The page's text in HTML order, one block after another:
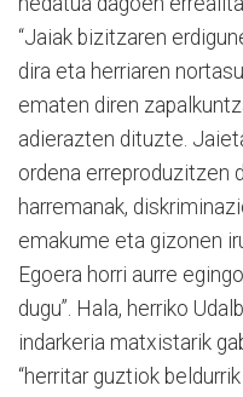
“Jaiak bizitzaren
dira eta herriaren
ematen diren
adierazten dituzte.
ordena erreproduzitzen
harremanak,
emakume eta gizonen
Egoera horri aurre
dugu”. Hala, herriko
indarkeria matxistarik
“herritar guztiok